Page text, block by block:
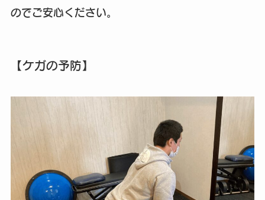
のでご安心ください。
【ケガの予防】